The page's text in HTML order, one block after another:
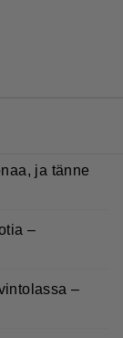
ja tänne
–
–